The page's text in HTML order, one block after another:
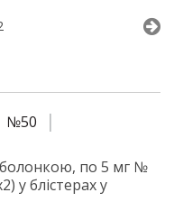
№50
по 5 мг №
у блістерах у